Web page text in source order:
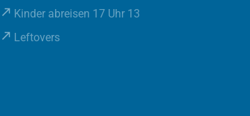
Kinder abreisen 17 Uhr 13
Leftovers